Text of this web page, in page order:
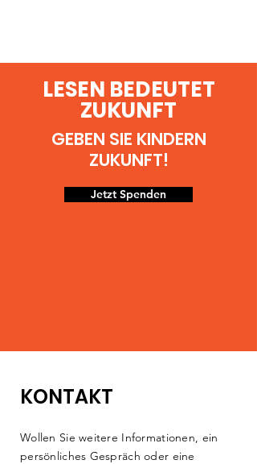
LESEN BEDEUTET
ZUKUNFT
GEBEN SIE KINDERN
ZUKUNFT!
Jetzt Spenden
KONTAKT
Wollen Sie weitere Informationen, ein
persönliches Gespräch oder eine